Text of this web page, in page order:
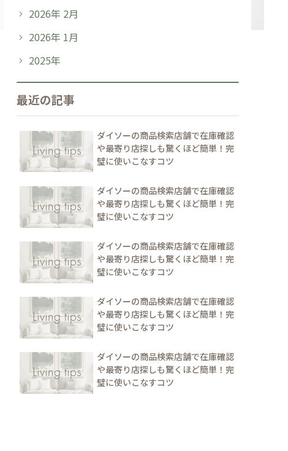
2026年 2月
2026年 1月
2025年
最近の記事
ダイソーの商品検索店舗で在庫確認
や最寄り店探しも驚くほど簡単！完
璧に使いこなすコツ
ダイソーの商品検索店舗で在庫確認
や最寄り店探しも驚くほど簡単！完
璧に使いこなすコツ
ダイソーの商品検索店舗で在庫確認
や最寄り店探しも驚くほど簡単！完
璧に使いこなすコツ
ダイソーの商品検索店舗で在庫確認
や最寄り店探しも驚くほど簡単！完
璧に使いこなすコツ
ダイソーの商品検索店舗で在庫確認
や最寄り店探しも驚くほど簡単！完
璧に使いこなすコツ